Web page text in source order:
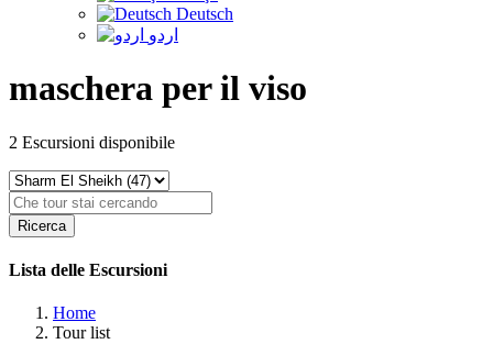
Deutsch
اردو
maschera per il viso
2 Escursioni disponibile
Ricerca
Lista delle Escursioni
Home
Tour list